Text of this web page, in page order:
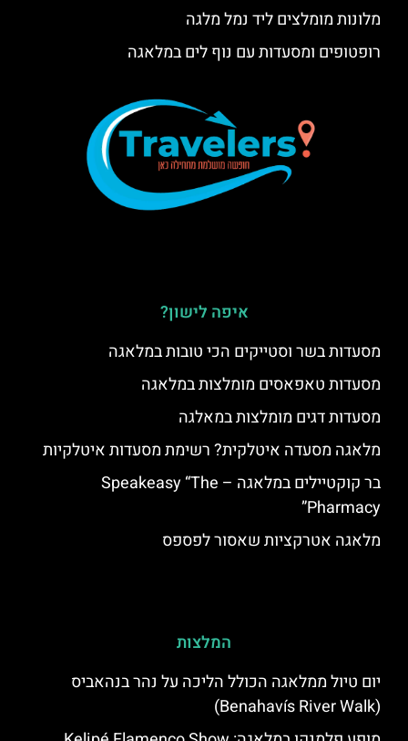
מלונות מומלצים ליד נמל מלגה
רופטופים ומסעדות עם נוף לים במלאגה
איפה לישון?
מסעדות בשר וסטייקים הכי טובות במלאגה
מסעדות טאפאסים מומלצות במלאגה
מסעדות דגים מומלצות במאלגה
מלאגה מסעדה איטלקית? רשימת מסעדות איטלקיות
בר קוקטיילים במלאגה – Speakeasy “The
Pharmacy”
מלאגה אטרקציות שאסור לפספס
המלצות
יום טיול ממלאגה הכולל הליכה על נהר בנהאביס
(Benahavís River Walk)